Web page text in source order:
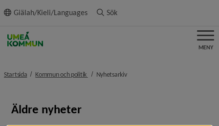
innehållet
Giälah/Kieli/Languages Sök
MENY
Startsida Kommun och politik nivå i brödsmulenavigeringen
Nyhetsarkivnivå i brödsmulenavigeringen
Äldre nyheter